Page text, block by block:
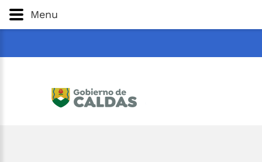
Gobernación
Menu